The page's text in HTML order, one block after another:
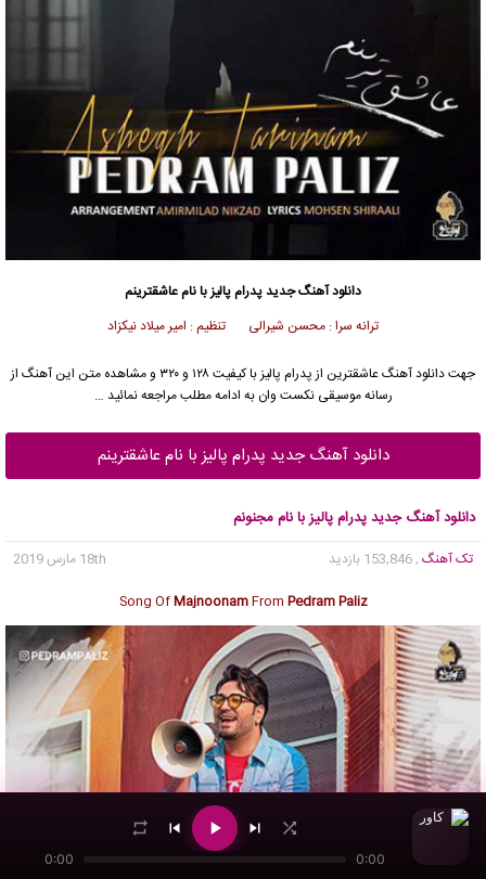
دانلود آهنگ جدیدپدرام پالیز با نام عاشقترینم
ترانه سرا : محسن شیرالی تنظیم : امیر میلاد نیکزاد
جهت دانلود آهنگ عاشقترین از پدرام پالیز با کیفیت ۱۲۸ و ۳۲۰ و مشاهده متن این آهنگ از
رسانه موسیقی نکست وان به ادامه مطلب مراجعه نمائید …
دانلود آهنگ جدید پدرام پالیز با نام عاشقترینم
دانلود آهنگ جدید پدرام پالیز با نام مجنونم
تک آهنگ , 153,846 بازدید
18th مارس 2019
Song OfMajnoonamFrom Pedram Paliz
0:00
0:00